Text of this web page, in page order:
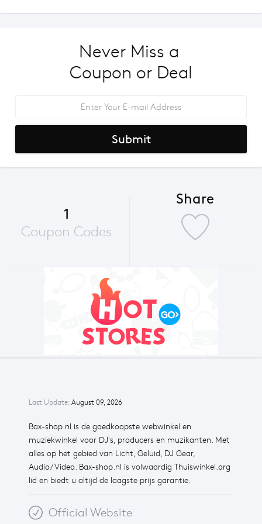
Last Update: August 09, 2026
Bax-shop.nl is de goedkoopste webwinkel en
muziekwinkel voor DJ's, producers en muzikanten. Met
alles op het gebied van Licht, Geluid, DJ Gear,
Audio/Video. Bax-shop.nl is volwaardig Thuiswinkel.org
lid en biedt u altijd de laagste prijs garantie.
Official Website
Never Miss a
Coupon or Deal
Submit
1
Coupon Codes
Share